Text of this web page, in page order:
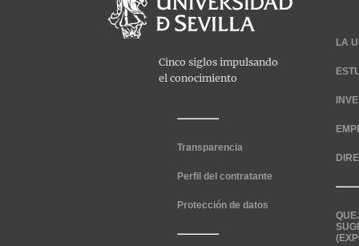
Transparencia
Perfil del contratante
Protección de datos
LA